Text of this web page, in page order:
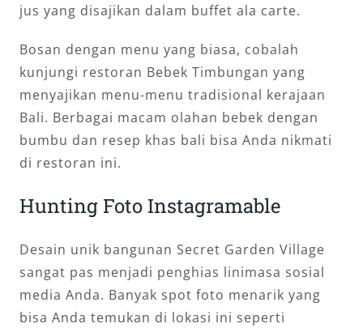
jus yang disajikan dalam buffet ala carte.
Bosan dengan menu yang biasa, cobalah
kunjungi restoran Bebek Timbungan yang
menyajikan menu-menu tradisional kerajaan
Bali. Berbagai macam olahan bebek dengan
bumbu dan resep khas bali bisa Anda nikmati
di restoran ini.
Hunting Foto Instagramable
Desain unik bangunan Secret Garden Village
sangat pas menjadi penghias linimasa sosial
media Anda. Banyak spot foto menarik yang
bisa Anda temukan di lokasi ini seperti